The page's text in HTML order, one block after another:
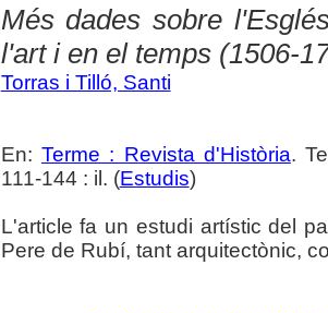
Més dades sobre
l'art i en el temps (1506-
Torras i Tilló, Santi
En: Terme : Revista d'Història.
111-144 : il. (Estudis)
L'article fa un estudi artístic del
Pere de Rubí, tant arquitectònic,